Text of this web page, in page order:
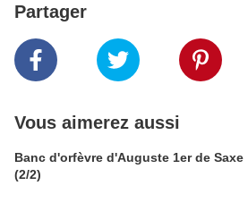
Partager
Vous aimerez aussi
Banc d'orfèvre d'Auguste 1er de Saxe
(2/2)